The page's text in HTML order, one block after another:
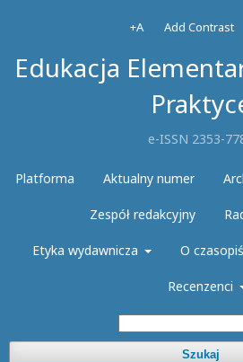
Edukacja
e-ISSN 2353-
Platforma Aktualny numer
Zespół redakcyjny
Etyka wydawnicza O
Recenzenci
Szukaj
+A Add Contrast